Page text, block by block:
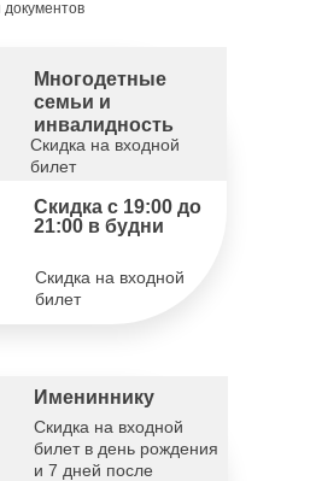
Многодетные
семьи и
инвалидность
Скидка с 19:00 до
21:00 в будни
Имениннику
Скидка на входной
билет
Скидка на входной
билет
Скидка на входной
билет в день рождения
и 7 дней после